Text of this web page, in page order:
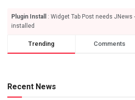
Plugin Install
: Widget Tab Post needs JNews
installed
Trending Comments
Recent News